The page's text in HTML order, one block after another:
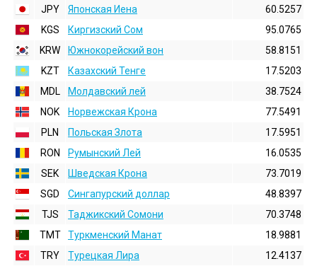
JPY
Японская Иена
60.5257
KGS
Киргизский Сом
95.0765
KRW
Южнокорейский вон
58.8151
KZT
Казахский Тенге
17.5203
MDL
Молдавский лей
38.7524
NOK
Норвежская Крона
77.5491
PLN
Польская Злота
17.5951
RON
Румынский Лей
16.0535
SEK
Шведская Крона
73.7019
SGD
Сингапурский доллар
48.8397
TJS
Таджикский Сомони
70.3748
TMT
Туркменский Манат
18.9881
TRY
Турецкая Лира
12.4137